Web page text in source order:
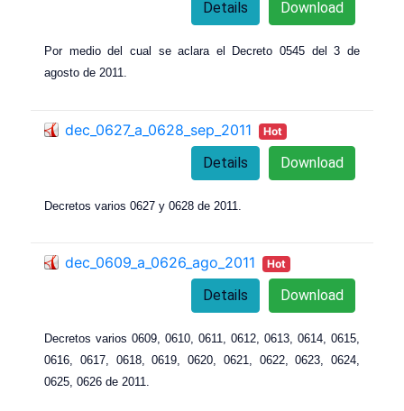
Download
Details
Por medio del cual se aclara el Decreto 0545 del 3 de
agosto de 2011.
dec_0627_a_0628_sep_2011 Hot
Download
Details
Decretos varios 0627 y 0628 de 2011.
dec_0609_a_0626_ago_2011 Hot
Download
Details
Decretos varios 0609, 0610, 0611, 0612, 0613, 0614, 0615,
0616, 0617, 0618, 0619, 0620, 0621, 0622, 0623, 0624,
0625, 0626 de 2011.